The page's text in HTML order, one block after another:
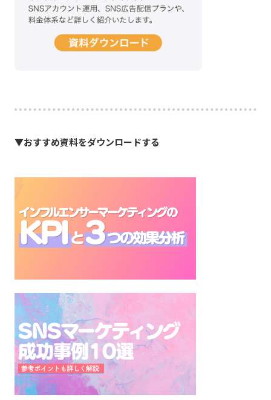
▼おすすめ資料をダウンロードする